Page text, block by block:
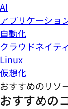
AI
アプリケーショ
自動化
クラウドネイテ
Linux
仮想化
おすすめのリソ
おすすめの